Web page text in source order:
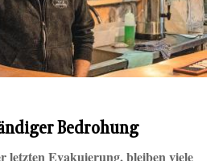
Bedrohung
letzten Evakuierung, bleiben viele